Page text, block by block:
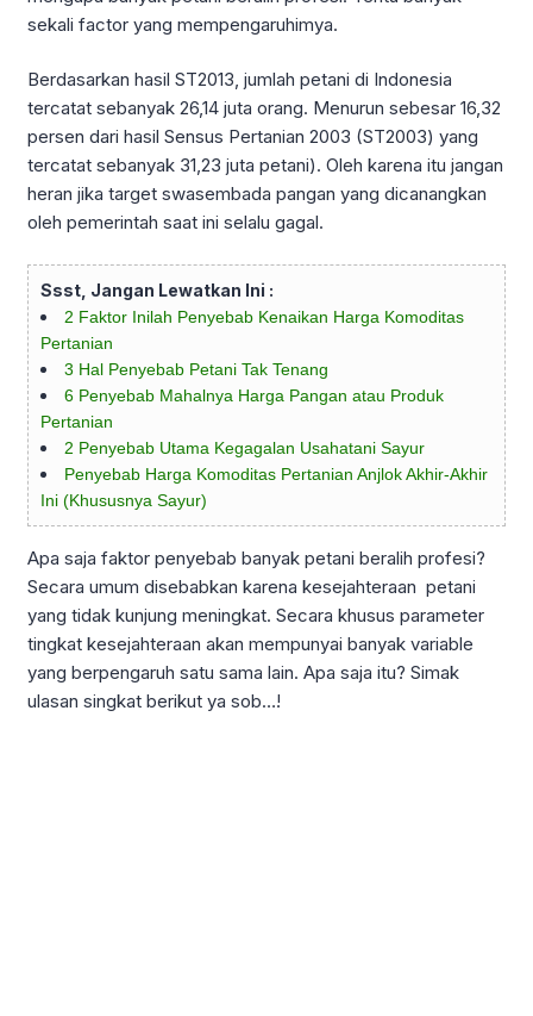
sekali factor yang mempengaruhimya.
Berdasarkan hasil ST2013, jumlah petani di Indonesia
tercatat sebanyak 26,14 juta orang. Menurun sebesar 16,32
persen dari hasil Sensus Pertanian 2003 (ST2003) yang
tercatat sebanyak 31,23 juta petani). Oleh karena itu jangan
heran jika target swasembada pangan yang dicanangkan
oleh pemerintah saat ini selalu gagal.
Ssst, Jangan Lewatkan Ini :
2 Faktor Inilah Penyebab Kenaikan Harga Komoditas
Pertanian
3 Hal Penyebab Petani Tak Tenang
6 Penyebab Mahalnya Harga Pangan atau Produk
Pertanian
2 Penyebab Utama Kegagalan Usahatani Sayur
Penyebab Harga Komoditas Pertanian Anjlok Akhir-Akhir
Ini (Khususnya Sayur)
Apa saja faktor penyebab banyak petani beralih profesi?
Secara umum disebabkan karena kesejahteraan petani
yang tidak kunjung meningkat. Secara khusus parameter
tingkat kesejahteraan akan mempunyai banyak variable
yang berpengaruh satu sama lain. Apa saja itu? Simak
ulasan singkat berikut ya sob…!